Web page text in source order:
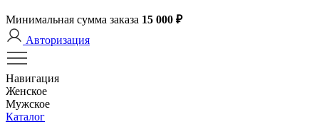
Минимальная сумма заказа 15 000 ₽
Авторизация
Навигация
Женское
Мужское
Каталог